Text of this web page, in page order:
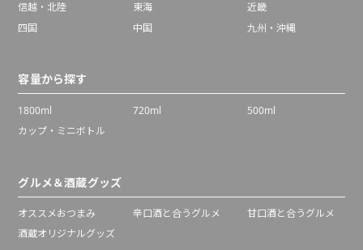
信越・北陸
東海
近畿
四国
中国 九州・沖縄
容量から探す
1800ml 720ml
500ml
カップ・ミニボトル
グルメ＆酒蔵グッズ
オススメおつまみ 辛口酒と合うグルメ
甘口酒と合うグルメ
酒蔵オリジナルグッズ